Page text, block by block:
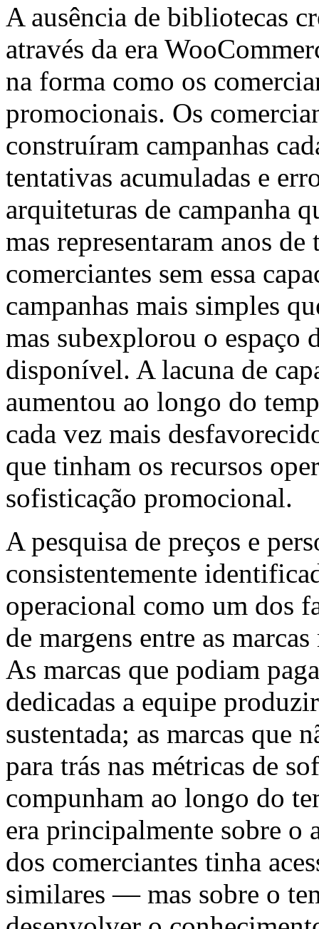
A ausência de bibliotecas
através da era
na forma como os
promocionais. Os
construíram campanhas
tentativas acumuladas e
arquiteturas de campanha
mas representaram anos
comerciantes sem essa
campanhas mais simples
mas subexplorou o espaço
disponível. A lacuna de
aumentou ao longo do
cada vez mais
que tinham os recursos
sofisticação promocional.
A pesquisa de preços e
consistentemente
operacional como um dos
de margens entre as
As marcas que podiam
dedicadas a equipe
sustentada; as marcas que
para trás nas métricas de
compunham ao longo do
era principalmente sobre o
dos comerciantes tinha
similares — mas sobre o